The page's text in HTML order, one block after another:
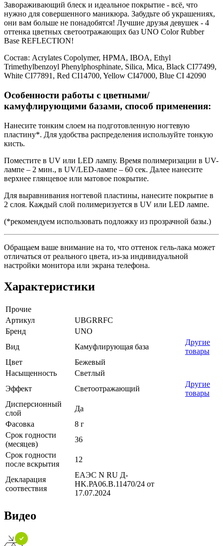
Завораживающий блеск и идеальное покрытие - всё, что
нужно для совершенного маникюра. Забудьте об украшениях,
они вам больше не понадобятся! Лучшие друзья девушек - 4
оттенка цветных светоотражающих баз UNO Color Rubber
Base REFLECTION!
Состав: Acrylates Copolymer, HPMA, IBOA, Ethyl
Trimethylbenzoyl Phenylphosphinate, Silica, Mica, Black CI77499,
White CI77891, Red CI14700, Yellow CI47000, Blue CI 42090
Особенности работы с цветными/
камуфлирующими базами, способ применения:
Нанесите тонким слоем на подготовленную ногтевую
пластину*. Для удобства распределения используйте тонкую
кисть.
Поместите в UV или LED лампу. Время полимеризации в UV-
лампе – 2 мин., в UV/LED-лампе – 60 сек. Далее нанесите
верхнее глянцевое или матовое покрытие.
Для выравнивания ногтевой пластины, нанесите покрытие в
2 слоя. Каждый слой полимеризуется в UV или LED лампе.
(*рекомендуем использовать подложку из прозрачной базы.)
Обращаем ваше внимание на то, что оттенок гель-лака может
отличаться от реального цвета, из-за индивидуальной
настройки монитора или экрана телефона.
Характеристики
Прочие
Артикул
UBGRRFC
Бренд
UNO
Вид
Камуфлирующая база
Другие
товары
Цвет
Бежевый
Насыщенность
Светлый
Эффект
Светоотражающий
Другие
товары
Дисперсионный
слой
Да
Фасовка
8 г
Срок годности
(месяцев)
36
Срок годности
после вскрытия
12
Декларация
соотвествия
ЕАЭС N RU Д-
HK.РА06.В.11470/24 от
17.07.2024
Видео